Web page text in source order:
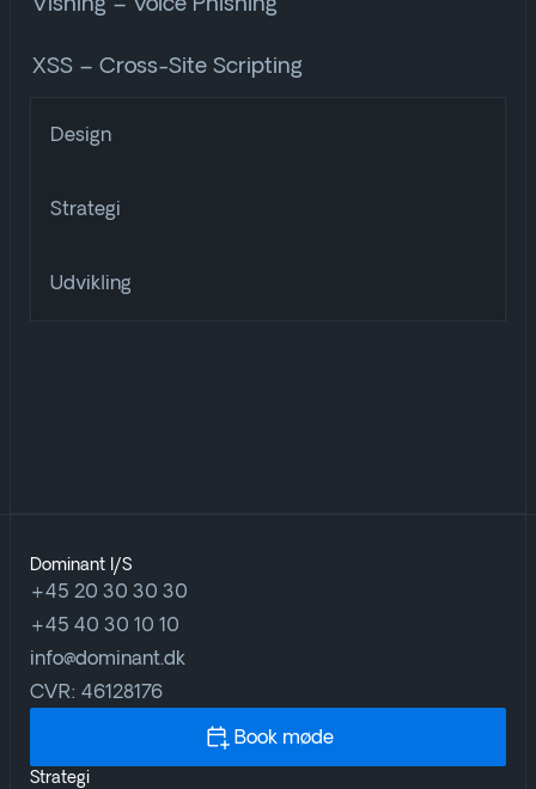
Design
Strategi
Udvikling
XSS – Cross-Site Scripting
Dominant I/S
+45 20 30 30 30
+45 40 30 10 10
info@dominant.dk
CVR: 46128176
Book møde
Strategi